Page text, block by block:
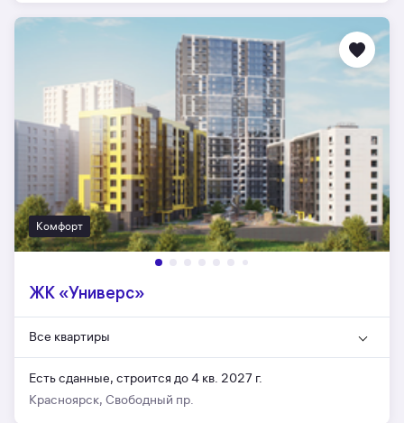
Комфорт
ЖК «Универс»
Все квартиры
Есть сданные, строится до 4 кв. 2027 г.
Красноярск, Свободный пр.